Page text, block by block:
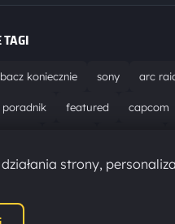
koniecznie sony arc
poradnik featured capcom
pc epic games hytale
strony,